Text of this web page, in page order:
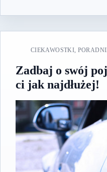
CIEKAWOSTKI,
Zadbaj o swój
ci jak najdłużej!